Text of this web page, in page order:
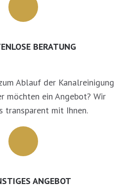
BERATUNG
Ablauf der Kanalreinigung
möchten ein Angebot? Wir
transparent mit Ihnen.
ANGEBOT